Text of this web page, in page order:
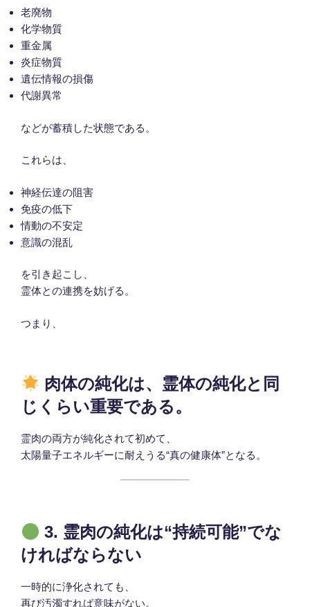
老廃物
化学物質
重金属
炎症物質
遺伝情報の損傷
代謝異常
などが蓄積した状態である。
これらは、
神経伝達の阻害
免疫の低下
情動の不安定
意識の混乱
を引き起こし、
霊体との連携を妨げる。
つまり、
肉体の純化は、霊体の純化と同
じくらい重要である。
霊肉の両方が純化されて初めて、
太陽量子エネルギーに耐えうる“真の健康体”となる。
3. 霊肉の純化は“持続可能”でな
ければならない
一時的に浄化されても、
再び汚濁すれば意味がない。